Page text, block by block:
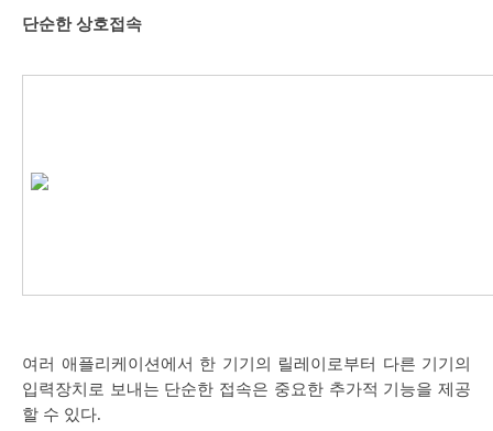
단순한 상호접속
여러 애플리케이션에서 한 기기의 릴레이로부터 다른 기기의
입력장치로 보내는 단순한 접속은 중요한 추가적 기능을 제공
할 수 있다.